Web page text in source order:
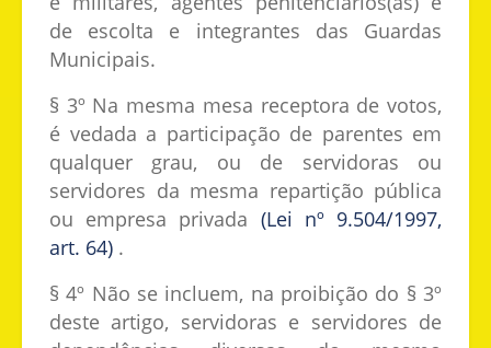
de escolta e integrantes das Guardas
Municipais.
§ 3º Na mesma mesa receptora de votos,
é vedada a participação de parentes em
qualquer grau, ou de servidoras ou
servidores da mesma repartição pública
ou empresa privada (Lei nº 9.504/1997,
art. 64) .
§ 4º Não se incluem, na proibição do § 3º
deste artigo, servidoras e servidores de